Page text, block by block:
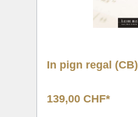
In pign regal (CB)
139,00 CHF*